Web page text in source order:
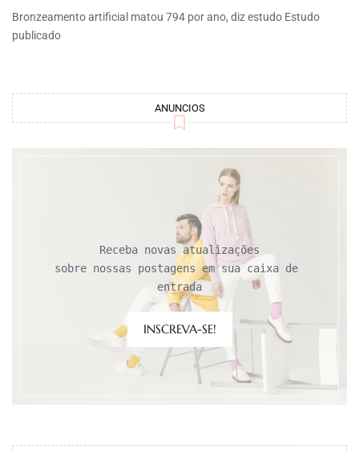
Bronzeamento artificial matou 794 por ano, diz estudo Estudo
publicado
ANUNCIOS
Receba novas atualizações
sobre nossas postagens em sua caixa de
entrada
INSCREVA-SE!